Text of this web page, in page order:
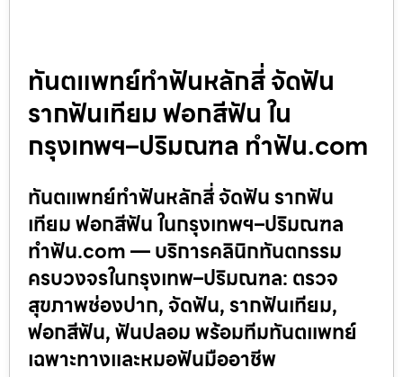
ทันตแพทย์ทำฟันหลักสี่ จัดฟัน
รากฟันเทียม ฟอกสีฟัน ใน
กรุงเทพฯ–ปริมณฑล ทำฟัน.com
ทันตแพทย์ทำฟันหลักสี่ จัดฟัน รากฟัน
เทียม ฟอกสีฟัน ในกรุงเทพฯ–ปริมณฑล
ทำฟัน.com — บริการคลินิกทันตกรรม
ครบวงจรในกรุงเทพ–ปริมณฑล: ตรวจ
สุขภาพช่องปาก, จัดฟัน, รากฟันเทียม,
ฟอกสีฟัน, ฟันปลอม พร้อมทีมทันตแพทย์
เฉพาะทางและหมอฟันมืออาชีพ